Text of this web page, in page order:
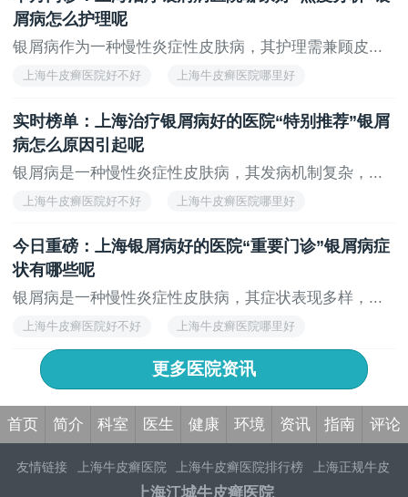
上海治疗牛皮癣医院
屑病怎么护理呢
银屑病作为一种慢性炎症性皮肤病，其护理需兼顾皮...
上海牛皮癣医院好不好 上海牛皮癣医院哪里好
上海牛皮癣推荐医院
实时榜单：上海治疗银屑病好的医院“特别推荐”银屑
病怎么原因引起呢
银屑病是一种慢性炎症性皮肤病，其发病机制复杂，...
上海牛皮癣医院好不好 上海牛皮癣医院哪里好
上海牛皮癣推荐医院
今日重磅：上海银屑病好的医院“重要门诊”银屑病症
状有哪些呢
银屑病是一种慢性炎症性皮肤病，其症状表现多样，...
上海牛皮癣医院好不好 上海牛皮癣医院哪里好
上海看牛皮癣医院
上海牛皮癣推荐医院
更多医院资讯
首页 简介 科室 医生 健康 环境 资讯 指南 评论
友情链接 上海牛皮癣医院 上海牛皮癣医院排行榜
上海正规牛皮
上海看牛皮癣的医院 上海专业牛皮癣医院
上海江城牛皮癣医院